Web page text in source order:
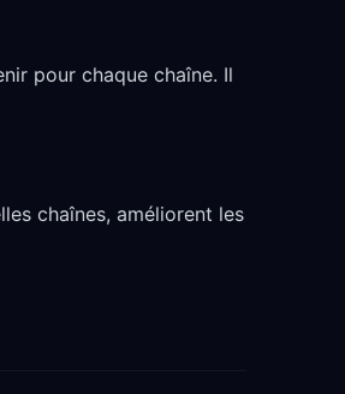
pour chaque chaîne. Il
chaînes, améliorent les